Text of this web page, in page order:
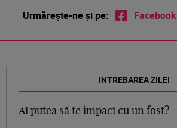
Urmărește-ne și pe: Facebook
INTREBAREA ZILEI
Ai putea să te împaci cu un fost?